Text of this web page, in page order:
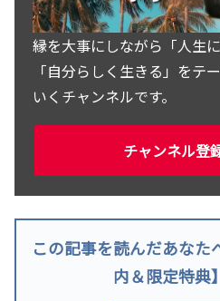
縁を大事にしながら「人生
「自分らしく生きる」をテ
いくチャンネルです。
チャンネル登
この記事を読んだあなた
内＆限定特典